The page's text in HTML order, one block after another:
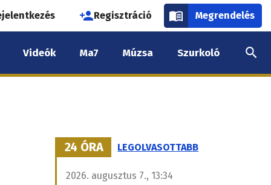
Regisztráció Megrendelés
Videók Ma7 Múzsa Szurkoló
24 ÓRA LEGOLVASOTTABB
2026. augusztus 7., 13:34